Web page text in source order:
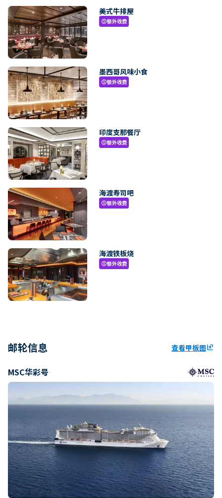
美式牛排屋
paid额外收费
墨西哥风味小食
paid额外收费
印度支那餐厅
paid额外收费
海渡寿司吧
paid额外收费
海渡铁板烧
paid额外收费
邮轮信息 查看甲板图ungroup
MSC华彩号